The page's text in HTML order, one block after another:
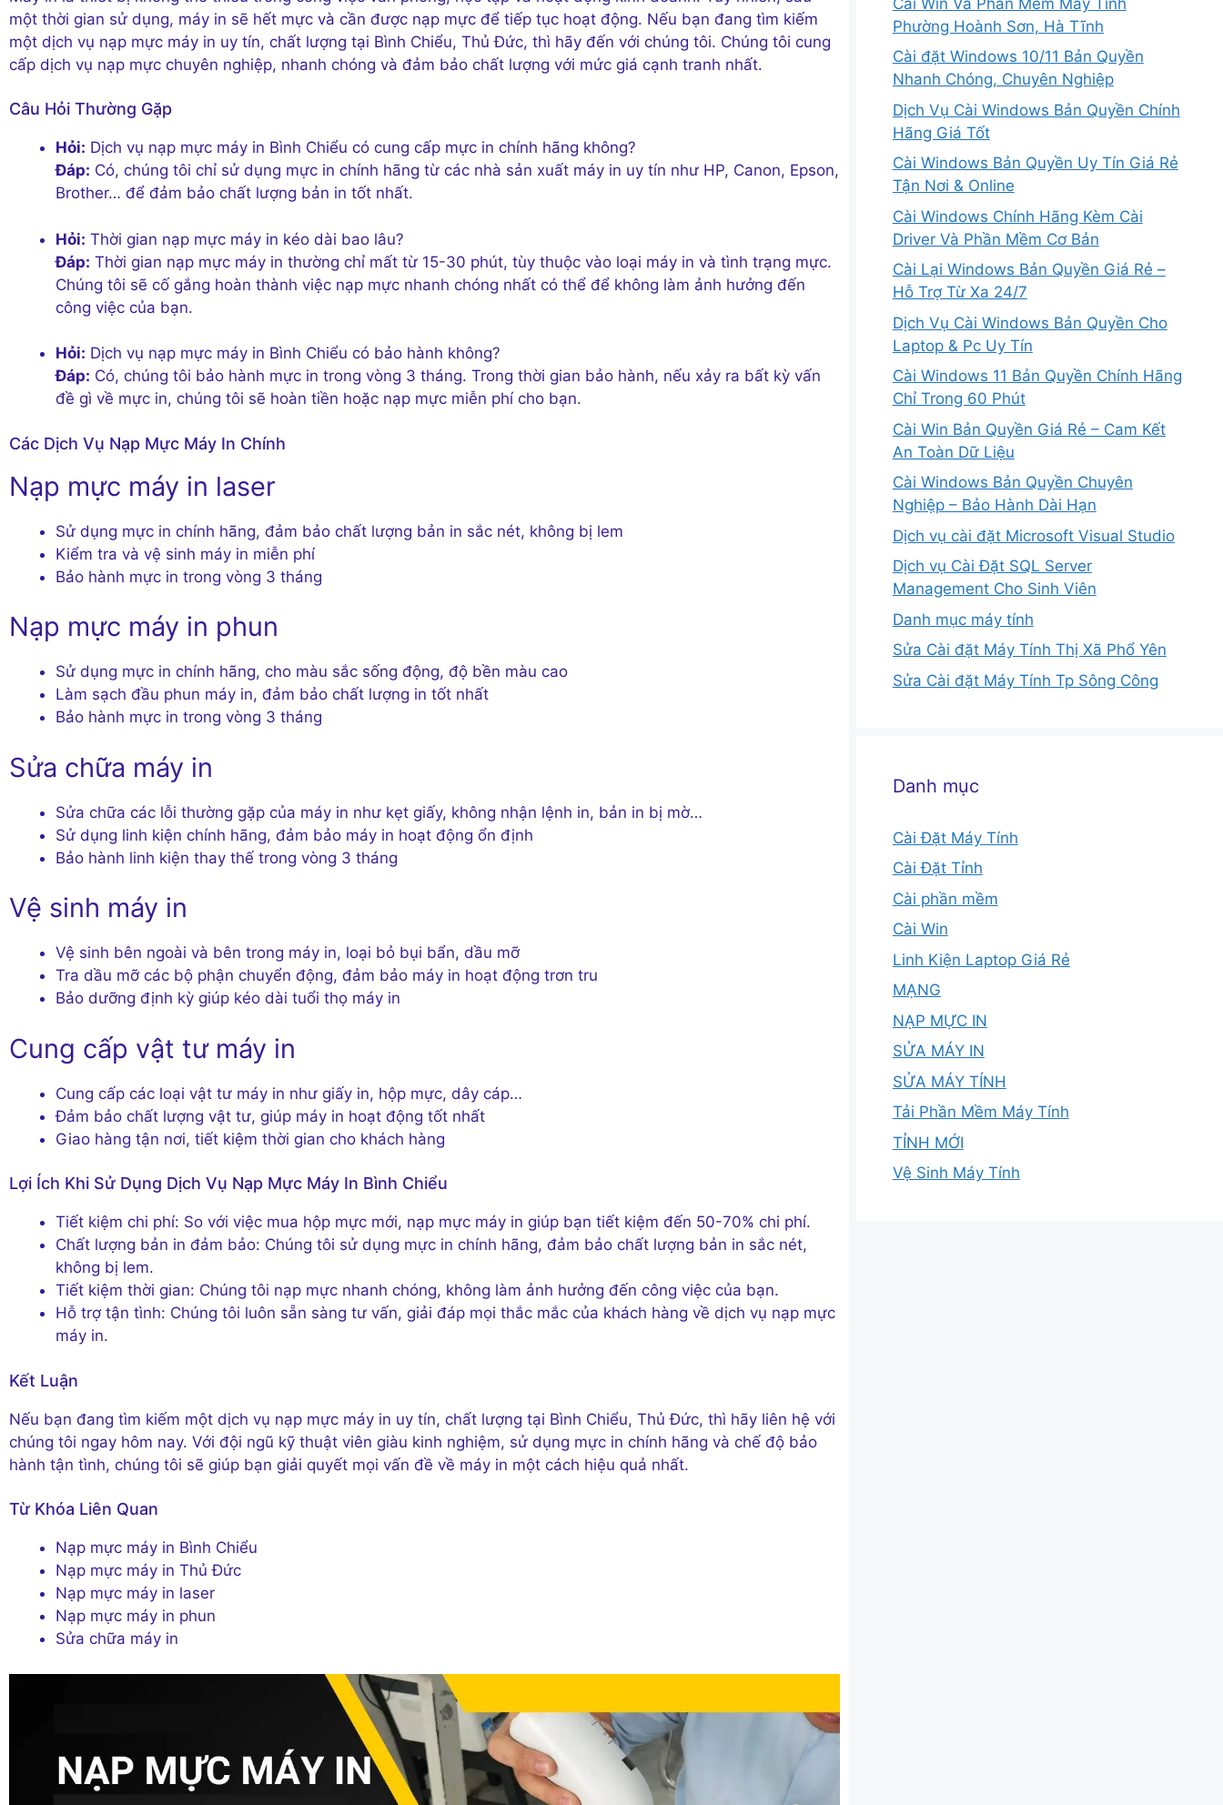
một thời gian sử dụng, máy in sẽ hết mực và cần được nạp mực để tiếp tục hoạt động. Nếu bạn đang tìm kiếm
một dịch vụ nạp mực máy in uy tín, chất lượng tại Bình Chiểu, Thủ Đức, thì hãy đến với chúng tôi. Chúng tôi cung
cấp dịch vụ nạp mực chuyên nghiệp, nhanh chóng và đảm bảo chất lượng với mức giá cạnh tranh nhất.
Câu Hỏi Thường Gặp
Hỏi: Dịch vụ nạp mực máy in Bình Chiểu có cung cấp mực in chính hãng không?
Đáp: Có, chúng tôi chỉ sử dụng mực in chính hãng từ các nhà sản xuất máy in uy tín như HP, Canon, Epson,
Brother… để đảm bảo chất lượng bản in tốt nhất.
Hỏi: Thời gian nạp mực máy in kéo dài bao lâu?
Đáp: Thời gian nạp mực máy in thường chỉ mất từ 15-30 phút, tùy thuộc vào loại máy in và tình trạng mực.
Chúng tôi sẽ cố gắng hoàn thành việc nạp mực nhanh chóng nhất có thể để không làm ảnh hưởng đến
công việc của bạn.
Hỏi: Dịch vụ nạp mực máy in Bình Chiểu có bảo hành không?
Đáp: Có, chúng tôi bảo hành mực in trong vòng 3 tháng. Trong thời gian bảo hành, nếu xảy ra bất kỳ vấn
đề gì về mực in, chúng tôi sẽ hoàn tiền hoặc nạp mực miễn phí cho bạn.
Các Dịch Vụ Nạp Mực Máy In Chính
Nạp mực máy in laser
Sử dụng mực in chính hãng, đảm bảo chất lượng bản in sắc nét, không bị lem
Kiểm tra và vệ sinh máy in miễn phí
Bảo hành mực in trong vòng 3 tháng
Nạp mực máy in phun
Sử dụng mực in chính hãng, cho màu sắc sống động, độ bền màu cao
Làm sạch đầu phun máy in, đảm bảo chất lượng in tốt nhất
Bảo hành mực in trong vòng 3 tháng
Sửa chữa máy in
Sửa chữa các lỗi thường gặp của máy in như kẹt giấy, không nhận lệnh in, bản in bị mờ…
Sử dụng linh kiện chính hãng, đảm bảo máy in hoạt động ổn định
Bảo hành linh kiện thay thế trong vòng 3 tháng
Vệ sinh máy in
Vệ sinh bên ngoài và bên trong máy in, loại bỏ bụi bẩn, dầu mỡ
Tra dầu mỡ các bộ phận chuyển động, đảm bảo máy in hoạt động trơn tru
Bảo dưỡng định kỳ giúp kéo dài tuổi thọ máy in
Cung cấp vật tư máy in
Cung cấp các loại vật tư máy in như giấy in, hộp mực, dây cáp…
Đảm bảo chất lượng vật tư, giúp máy in hoạt động tốt nhất
Giao hàng tận nơi, tiết kiệm thời gian cho khách hàng
Lợi Ích Khi Sử Dụng Dịch Vụ Nạp Mực Máy In Bình Chiểu
Tiết kiệm chi phí: So với việc mua hộp mực mới, nạp mực máy in giúp bạn tiết kiệm đến 50-70% chi phí.
Chất lượng bản in đảm bảo: Chúng tôi sử dụng mực in chính hãng, đảm bảo chất lượng bản in sắc nét,
không bị lem.
Tiết kiệm thời gian: Chúng tôi nạp mực nhanh chóng, không làm ảnh hưởng đến công việc của bạn.
Hỗ trợ tận tình: Chúng tôi luôn sẵn sàng tư vấn, giải đáp mọi thắc mắc của khách hàng về dịch vụ nạp mực
máy in.
Kết Luận
Nếu bạn đang tìm kiếm một dịch vụ nạp mực máy in uy tín, chất lượng tại Bình Chiểu, Thủ Đức, thì hãy liên hệ với
chúng tôi ngay hôm nay. Với đội ngũ kỹ thuật viên giàu kinh nghiệm, sử dụng mực in chính hãng và chế độ bảo
hành tận tình, chúng tôi sẽ giúp bạn giải quyết mọi vấn đề về máy in một cách hiệu quả nhất.
Từ Khóa Liên Quan
Nạp mực máy in Bình Chiểu
Nạp mực máy in Thủ Đức
Nạp mực máy in laser
Nạp mực máy in phun
Sửa chữa máy in
Phường Hoành Sơn, Hà Tĩnh
Cài đặt Windows 10/11 Bản Quyền
Nhanh Chóng, Chuyên Nghiệp
Dịch Vụ Cài Windows Bản Quyền Chính
Hãng Giá Tốt
Cài Windows Bản Quyền Uy Tín Giá Rẻ
Tận Nơi & Online
Cài Windows Chính Hãng Kèm Cài
Driver Và Phần Mềm Cơ Bản
Cài Lại Windows Bản Quyền Giá Rẻ –
Hỗ Trợ Từ Xa 24/7
Dịch Vụ Cài Windows Bản Quyền Cho
Laptop & Pc Uy Tín
Cài Windows 11 Bản Quyền Chính Hãng
Chỉ Trong 60 Phút
Cài Win Bản Quyền Giá Rẻ – Cam Kết
An Toàn Dữ Liệu
Cài Windows Bản Quyền Chuyên
Nghiệp – Bảo Hành Dài Hạn
Dịch vụ cài đặt Microsoft Visual Studio
Dịch vụ Cài Đặt SQL Server
Management Cho Sinh Viên
Danh mục máy tính
Sửa Cài đặt Máy Tính Thị Xã Phổ Yên
Sửa Cài đặt Máy Tính Tp Sông Công
Danh mục
Cài Đặt Máy Tính
Cài Đặt Tỉnh
Cài phần mềm
Cài Win
Linh Kiện Laptop Giá Rẻ
MẠNG
NẠP MỰC IN
SỬA MÁY IN
SỬA MÁY TÍNH
Tải Phần Mềm Máy Tính
TỈNH MỚI
Vệ Sinh Máy Tính